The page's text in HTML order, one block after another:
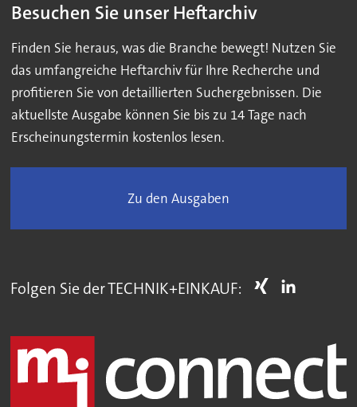
Besuchen Sie unser Heftarchiv
Finden Sie heraus, was die Branche bewegt! Nutzen Sie
das umfangreiche Heftarchiv für Ihre Recherche und
profitieren Sie von detaillierten Suchergebnissen. Die
aktuellste Ausgabe können Sie bis zu 14 Tage nach
Erscheinungstermin kostenlos lesen.
Zu den Ausgaben
Folgen Sie der TECHNIK+EINKAUF: